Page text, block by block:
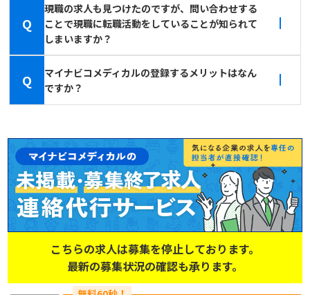
Q
現職の求人も見つけたのですが、問い合わせする
ことで現職に転職活動をしていることが知られて
しまいますか？
Q
マイナビコメディカルの登録するメリットはなん
ですか？
こちらの求人は募集を停止しております。
最新の募集状況の確認も承ります。